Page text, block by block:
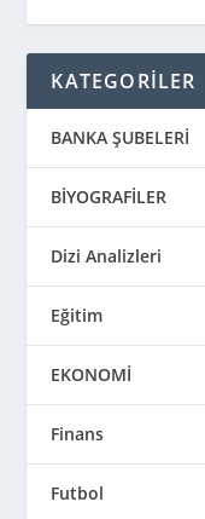
KATEGORİLER
BANKA ŞUBELERİ
BİYOGRAFİLER
Dizi Analizleri
Eğitim
EKONOMİ
Finans
Futbol